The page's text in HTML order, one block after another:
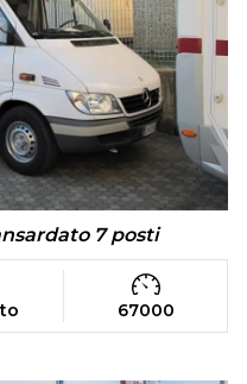
7 posti
67000